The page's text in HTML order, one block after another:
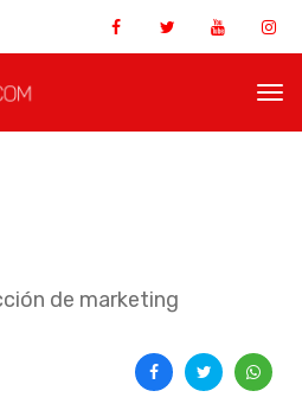
de marketing